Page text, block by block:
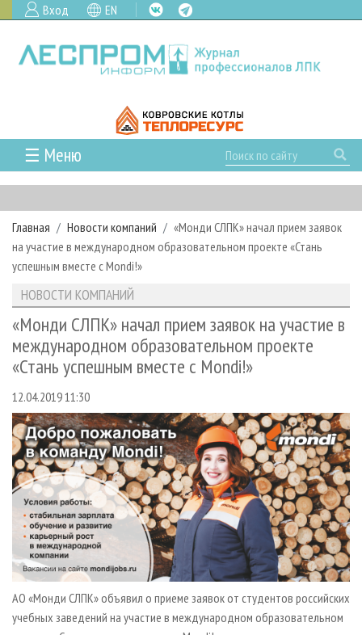
Вход EN
☰ Меню
ГЛАВНАЯ
РУБРИКИ И ТЕМЫ
РУБРИКИ ЖУРНАЛА
ЛЕСНОЕ ХОЗЯЙСТВО
ЛЕСОЗАГОТОВКА
ЛЕСОПИЛЕНИЕ
ДЕРЕВООБРАБОТКА
СУШКА ДРЕВЕСИНЫ
ПРОИЗВОДСТВО ДРЕВЕСНЫХ ПЛИТ
ДЕРЕВЯННОЕ ДОМОСТРОЕНИЕ
ПРОИЗВОДСТВО МЕБЕЛИ
БИОЭНЕРГЕТИКА
ЦБП
ИНСТРУМЕНТ И МАТЕРИАЛЫ
НОВОСТИ
КАЛЕНДАРЬ СОБЫТИЙ
НОВОСТИ ЛПК
НОВОСТИ ЖУРНАЛА
НОВОСТИ КОМПАНИЙ
ПРОЕКТЫ ЛПИ
АНАЛИТИКА
ПРЕДПРИЯТИЯ ЛПК
ЛЕСНЫЕ РЕГИОНЫ РОССИИ
ПЕРСОНЫ
МОБИЛЬНЫЕ ВЫСТАВКИ
ОФИЦИАЛЬНЫЕ ДЕЛЕГАЦИИ
ПРИОРИТЕТНЫЕ ИНВЕСТПРОЕКТЫ
RUSSIAN FORESTRY REVIEW
ГАЗЕТА ЛЕСПРОМФОРУМ
БИБЛИОТЕКА СПЕЦИАЛИСТА
АРХИВ
АРХИВ ЖУРНАЛОВ
СТАТЬИ
О ЖУРНАЛЕ
ПОДПИСКА
КОНТАКТЫ
РЕКЛАМОДАТЕЛЯМ
РЕКЛАМА
РЕКЛАМА НА САЙТЕ
Главная Новости компаний
«Монди СЛПК» начал прием заявок
на участие в международном образовательном проекте «Стань
успешным вместе с Mondi!»
НОВОСТИ КОМПАНИЙ
«Монди СЛПК» начал прием заявок на участие в
международном образовательном проекте
«Стань успешным вместе с Mondi!»
12.04.2019 11:30
АО «Монди СЛПК» объявил о приеме заявок от студентов российских
учебных заведений на участие в международном образовательном